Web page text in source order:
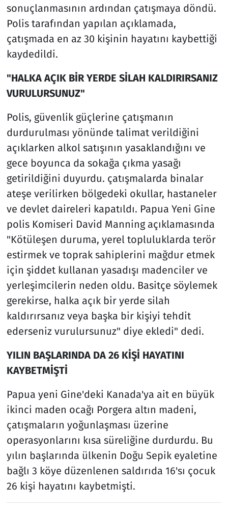
sonuçlanmasının ardından çatışmaya döndü.
Polis tarafından yapılan açıklamada,
çatışmada en az 30 kişinin hayatını kaybettiği
kaydedildi.
"HALKA AÇIK BİR YERDE SİLAH KALDIRIRSANIZ
VURULURSUNUZ"
Polis, güvenlik güçlerine çatışmanın
durdurulması yönünde talimat verildiğini
açıklarken alkol satışının yasaklandığını ve
gece boyunca da sokağa çıkma yasağı
getirildiğini duyurdu. çatışmalarda binalar
ateşe verilirken bölgedeki okullar, hastaneler
ve devlet daireleri kapatıldı. Papua Yeni Gine
polis Komiseri David Manning açıklamasında
"Kötüleşen duruma, yerel topluluklarda terör
estirmek ve toprak sahiplerini mağdur etmek
için şiddet kullanan yasadışı madenciler ve
yerleşimcilerin neden oldu. Basitçe söylemek
gerekirse, halka açık bir yerde silah
kaldırırsanız veya başka bir kişiyi tehdit
ederseniz vurulursunuz" diye ekledi" dedi.
YILIN BAŞLARINDA DA 26 KİŞİ HAYATINI
KAYBETMİŞTİ
Papua yeni Gine'deki Kanada'ya ait en büyük
ikinci maden ocağı Porgera altın madeni,
çatışmaların yoğunlaşması üzerine
operasyonlarını kısa süreliğine durdurdu. Bu
yılın başlarında ülkenin Doğu Sepik eyaletine
bağlı 3 köye düzenlenen saldırıda 16'sı çocuk
26 kişi hayatını kaybetmişti.